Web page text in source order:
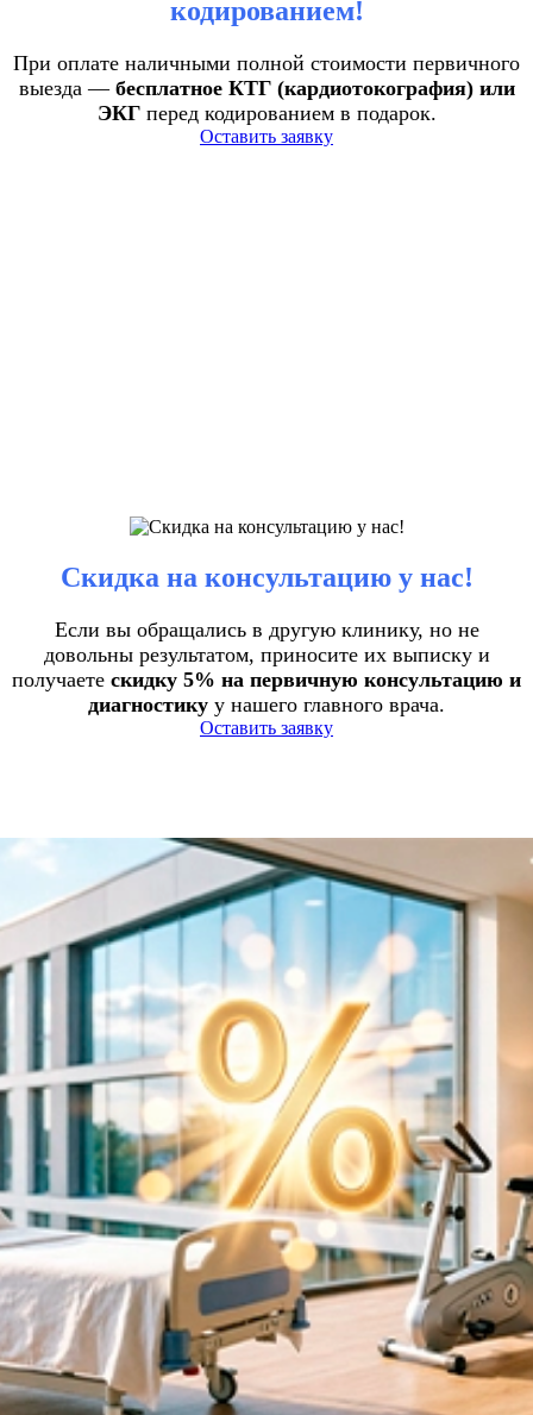
кодированием!
При оплате наличными полной стоимости первичного
выезда — бесплатное КТГ (кардиотокография) или
ЭКГперед кодированием в подарок.
Оставить заявку
Скидка на консультацию у нас!
Если вы обращались в другую клинику, но не
довольны результатом, приносите их выписку и
получаете скидку 5% на первичную консультацию и
диагностику у нашего главного врача.
Оставить заявку